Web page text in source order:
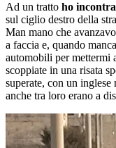
Ad un tratto ho
sul ciglio destro della
Man mano che
a faccia e, quando
automobili per mettermi
scoppiate in una risata
superate, con un
anche tra loro erano a